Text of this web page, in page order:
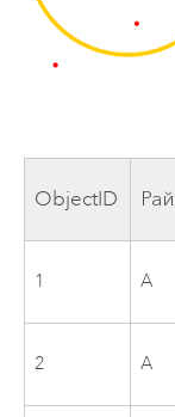
ObjectID
1 A
2 A